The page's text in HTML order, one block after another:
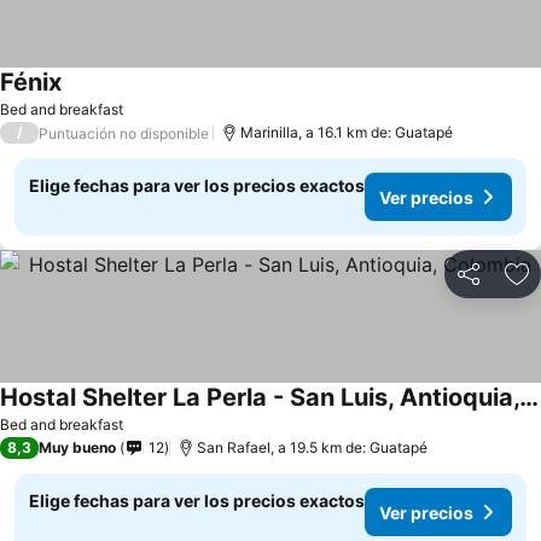
Bed and breakfast
FénixVer precios
/ Puntuación no disponible Marinilla, a 16.1 km de: Guatapé
Elige fechas para ver los precios exactos
Ver precios
Compartir
Bed and breakfast
Hostal Shelter La Perla - San Luis, Antioquia, Colombia
Ver precios
8,3 Muy bueno 12 San Rafael, a 19.5 km de: Guatapé
Elige fechas para ver los precios exactos
Ver precios